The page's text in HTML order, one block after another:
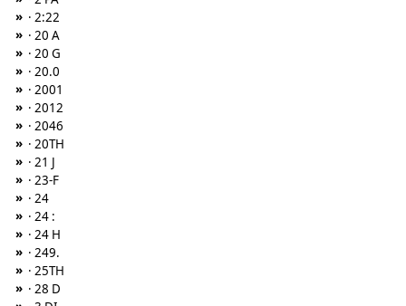
» · 2:22
» · 20 A
» · 20 G
» · 20.0
» · 2001
» · 2012
» · 2046
» · 20TH
» · 21 J
» · 23-F
» · 24
» · 24 :
» · 24 H
» · 249.
» · 25TH
» · 28 D